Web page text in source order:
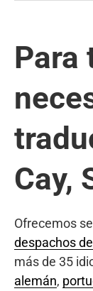
Para
Cay,
Ofrecemos
despachos
más de 35
alemán,